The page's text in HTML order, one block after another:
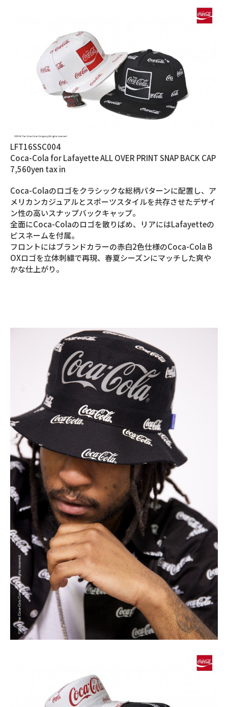
LFT16SSC004
Coca-Cola for Lafayette ALL OVER PRINT SNAP BACK CAP
7,560yen tax in
Coca-Colaのロゴをクラシックな総柄パターンに配置し、ア
メリカンカジュアルとスポーツスタイルを共存させたデザイ
ン性の高いスナップバックキャップ。
全面にCoca-Colaのロゴを散りばめ、リアにはLafayetteの
ピスネームを付属。
フロントにはブランドカラーの赤白2色仕様のCoca-Cola B
OXロゴを立体刺繍で再現、春夏シーズンにマッチした爽や
かな仕上がり。